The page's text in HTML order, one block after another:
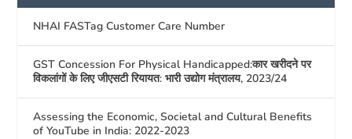
NHAI FASTag Customer Care Number
GST Concession For Physical Handicapped:कार खरीदने पर
विकलांगों के लिए जीएसटी रियायत: भारी उद्योग मंत्रालय, 2023/24
Assessing the Economic, Societal and Cultural Benefits
of YouTube in India: 2022-2023